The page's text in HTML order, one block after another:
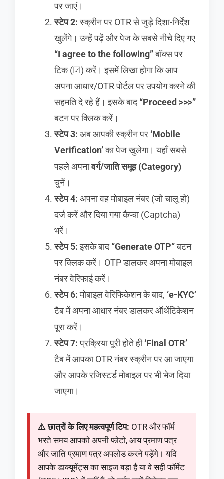
पर जाएं।
स्टेप 2:स्क्रीन पर OTR से जुड़े दिशा-निर्देश
खुलेंगे। उन्हें पढ़ें और पेज के सबसे नीचे दिए गए
“I agree to the following”बॉक्स पर
टिक (☑) करें। इसमें लिखा होगा कि आप
अपना आधार/OTR पोर्टल पर उपयोग करने की
सहमति दे रहे हैं। इसके बाद“Proceed >>>”
बटन पर क्लिक करें।
स्टेप 3: अब आपकी स्क्रीन पर ‘Mobile
Verification’का पेज खुलेगा। यहाँ सबसे
पहले अपनावर्ग/जाति समूह (Category)
चुनें।
स्टेप 4: अपना वह मोबाइल नंबर (जो चालू हो)
दर्ज करें और दिया गया कैप्चा (Captcha)
भरें।
स्टेप 5:इसके बाद“Generate OTP”बटन
पर क्लिक करें। OTP डालकर अपना मोबाइल
नंबर वेरिफाई करें।
स्टेप 6:मोबाइल वेरिफिकेशन के बाद, ‘e-KYC’
टैब में अपना आधार नंबर डालकर ऑथेंटिकेशन
पूरा करें।
स्टेप 7:प्रक्रिया पूरी होते ही‘Final OTR’
टैब में आपका OTR नंबर स्क्रीन पर आ जाएगा
और आपके रजिस्टर्ड मोबाइल पर भी भेज दिया
जाएगा।
⚠️ छात्रों के लिए महत्वपूर्ण टिप: OTR और फॉर्म
भरते समय आपको अपनी फोटो, आय प्रमाण पत्र
और जाति प्रमाण पत्र अपलोड करने पड़ेंगे। यदि
आपके डाक्यूमेंट्स का साइज बड़ा है या वे सही फॉर्मेट